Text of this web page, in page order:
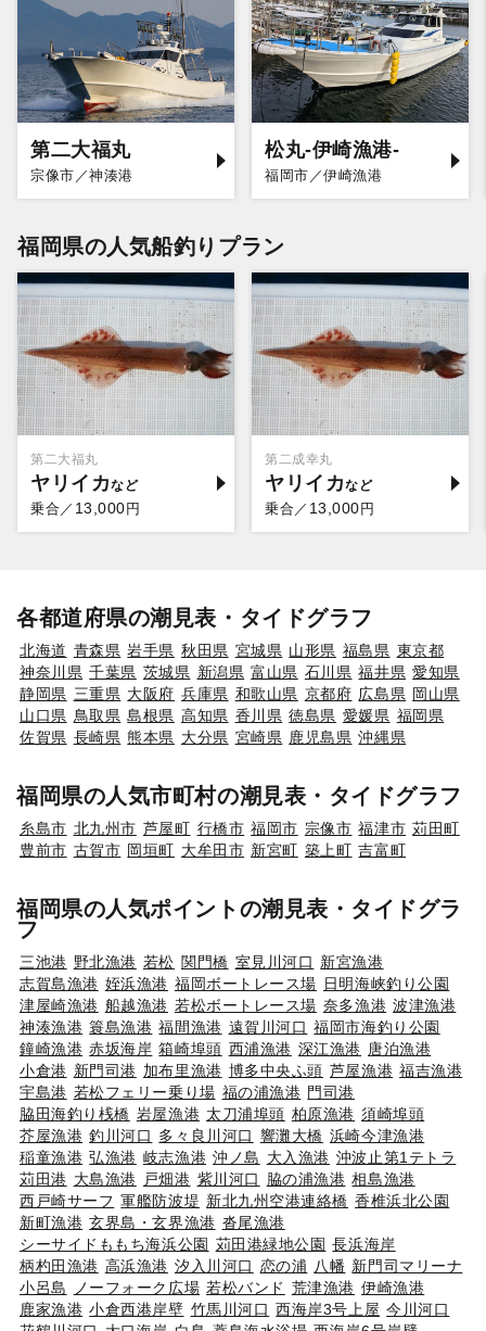
第二大福丸
宗像市／神湊港
松丸-伊崎漁港-
福岡市／伊崎漁港
福岡県の人気船釣りプラン
第二大福丸
ヤリイカ
乗合／ 13,000円
第二成幸丸
ヤリイカ
乗合／ 13,000円
各都道府県の潮見表・タイドグラフ
北海道 青森県 岩手県 秋田県 宮城県 山形県 福島県 東京都
神奈川県 千葉県 茨城県 新潟県 富山県 石川県 福井県 愛知県
静岡県 三重県 大阪府 兵庫県 和歌山県 京都府 広島県 岡山県
山口県 鳥取県 島根県 高知県 香川県 徳島県 愛媛県 福岡県
佐賀県 長崎県 熊本県 大分県 宮崎県 鹿児島県 沖縄県
福岡県の人気市町村の潮見表・タイドグラフ
糸島市 北九州市 芦屋町 行橋市 福岡市 宗像市 福津市 苅田町
豊前市 古賀市 岡垣町 大牟田市 新宮町 築上町 吉富町
福岡県の人気ポイントの潮見表・タイドグラ
フ
三池港 野北漁港 若松 関門橋 室見川河口 新宮漁港
志賀島漁港 姪浜漁港 福岡ボートレース場 日明海峡釣り公園
津屋崎漁港 船越漁港 若松ボートレース場 奈多漁港 波津漁港
神湊漁港 簑島漁港 福間漁港 遠賀川河口 福岡市海釣り公園
鐘崎漁港 赤坂海岸 箱崎埠頭 西浦漁港 深江漁港 唐泊漁港
小倉港 新門司港 加布里漁港 博多中央ふ頭 芦屋漁港 福吉漁港
宇島港 若松フェリー乗り場 福の浦漁港 門司港
脇田海釣り桟橋 岩屋漁港 太刀浦埠頭 柏原漁港 須崎埠頭
芥屋漁港 釣川河口 多々良川河口 響灘大橋 浜崎今津漁港
稲童漁港 弘漁港 岐志漁港 沖ノ島 大入漁港 沖波止第1テトラ
苅田港 大島漁港 戸畑港 紫川河口 脇の浦漁港 相島漁港
西戸崎サーフ 軍艦防波堤 新北九州空港連絡橋 香椎浜北公園
新町漁港 玄界島・玄界漁港 沓尾漁港
シーサイドももち海浜公園 苅田港緑地公園 長浜海岸
柄杓田漁港 高浜漁港 汐入川河口 恋の浦 八幡 新門司マリーナ
小呂島
ノーフォーク広場 若松バンド 荒津漁港 伊崎漁港
鹿家漁港 小倉西港岸壁 竹馬川河口 西海岸3号上屋 今川河口